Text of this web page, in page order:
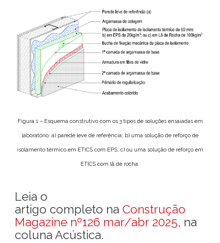
Figura 1 – Esquema construtivo com os 3 tipos de soluções ensaiadas em
laboratório: a) parede leve de referência; b) uma solução de reforço de
isolamento térmico em ETICS com EPS; c) ou uma solução de reforço em
ETICS com lã de rocha.
Leia o
artigo completo na Construção
Magazine nº126 mar/abr 2025, na
coluna Acústica.